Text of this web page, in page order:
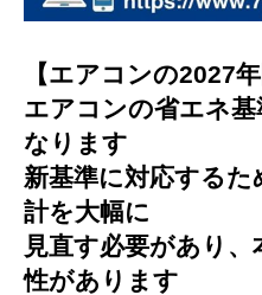
【エアコンの2027年
エアコンの省エネ基
なります
新基準に対応する
計を大幅に
見直す必要があり
性があります